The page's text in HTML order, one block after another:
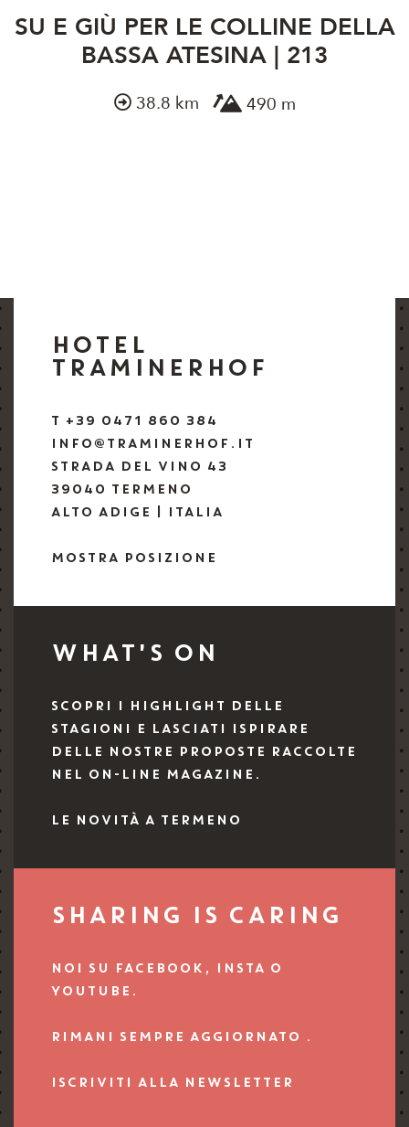
SU E GIÙ PER LE COLLINE DELLA
BASSA ATESINA | 213
38.8 km 490 m
HOTEL
TRAMINERHOF
T +39 0471 860 384
INFO@TRAMINERHOF.IT
STRADA DEL VINO 43
39040 TERMENO
ALTO ADIGE | ITALIA
MOSTRA POSIZIONE
WHAT'S ON
SCOPRI I HIGHLIGHT DELLE
STAGIONI E LASCIATI ISPIRARE
DELLE NOSTRE PROPOSTE RACCOLTE
NEL ON-LINE MAGAZINE.
LE NOVITÀ A TERMENO
SHARING IS CARING
NOI SU FACEBOOK, INSTA O
YOUTUBE.
RIMANI SEMPRE AGGIORNATO .
ISCRIVITI ALLA NEWSLETTER